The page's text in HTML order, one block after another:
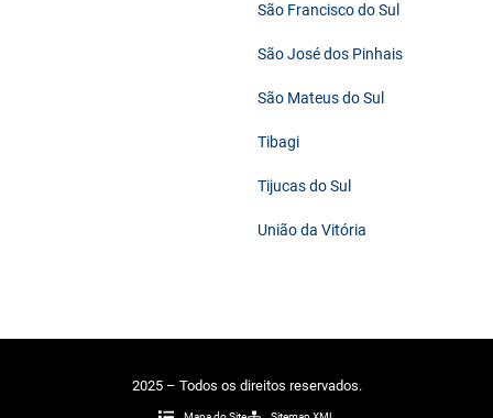
São Francisco do Sul
São José dos Pinhais
São Mateus do Sul
Tibagi
Tijucas do Sul
União da Vitória
2025 – Todos os direitos reservados.